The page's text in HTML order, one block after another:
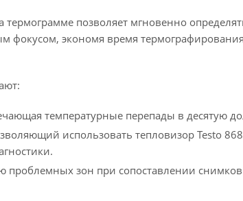
позволяет мгновенно
фокусом, экономя время
температурные перепады в десятую
использовать тепловизор Testo
проблемных зон при сопоставлении